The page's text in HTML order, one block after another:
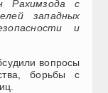
Рахимзода с
западных
и
вопросы
борьбы с